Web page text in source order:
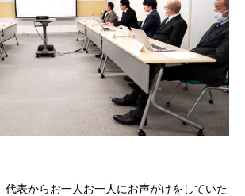
代表からお一人お一人にお声がけをしていた